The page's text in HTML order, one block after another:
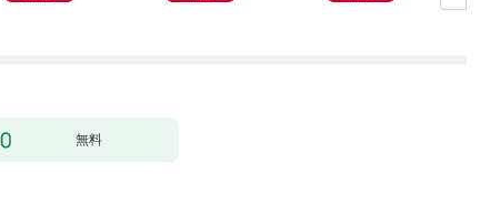
無料